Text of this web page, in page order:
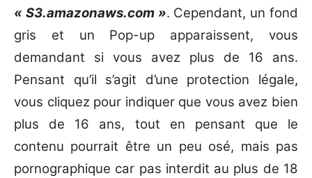
« S3.amazonaws.com ». Cependant, un fond
gris et un Pop-up apparaissent, vous
demandant si vous avez plus de 16 ans.
Pensant qu’il s’agit d’une protection légale,
vous cliquez pour indiquer que vous avez bien
plus de 16 ans, tout en pensant que le
contenu pourrait être un peu osé, mais pas
pornographique car pas interdit au plus de 18